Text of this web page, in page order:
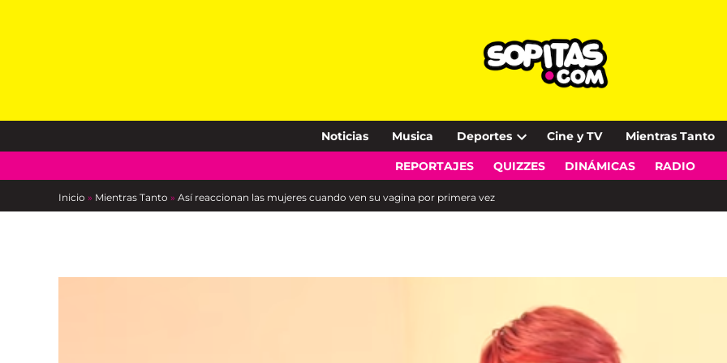
Noticias Musica Deportes
Open
dropdown
Cine y TV Mientras Tanto
REPORTAJES QUIZZES DINÁMICAS RADIO
Inicio » Mientras Tanto » Así reaccionan las mujeres cuando ven su vagina por primera vez